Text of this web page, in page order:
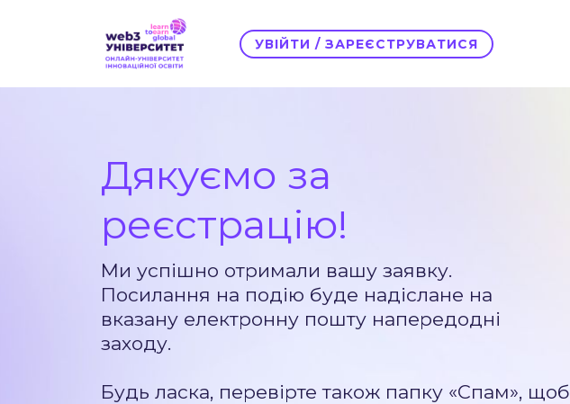
УВІЙТИ / ЗАРЕЄСТРУВАТИСЯ
Дякуємо за
реєстрацію!
Ми успішно отримали вашу заявку.
Посилання на подію буде надіслане на
вказану електронну пошту напередодні
заходу.
Будь ласка, перевірте також папку «Спам», щоб